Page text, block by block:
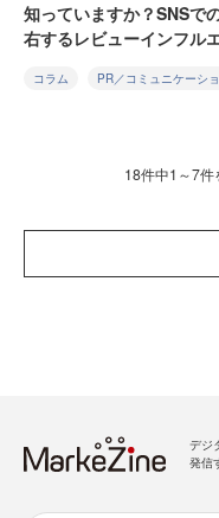
知っていますか？SNSで
右するレビューインフル
コラム PR／コミュニケーシ
18件中1～7件
デジ
発信